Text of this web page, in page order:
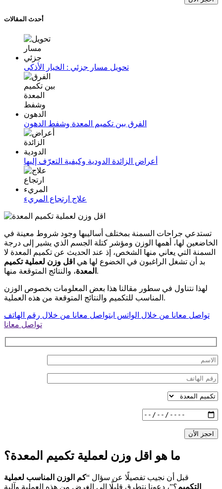
أحدث المقالات
تحويل مسار جزئي : الخيار الأذكى
الفرق بين تكميم المعدة وشفط الدهون
أعراض الزائدة الدودية وكيفية التعرّف إليها
علاج ارتجاع المريء
تستدعي جراحات السمنة بمختلف أساليبها وجود شروط معينة في
الخاضعين لها، أهمها الوزن ومؤشر كتلة الجسم الذي يشير إلى درجة
السمنة التي يعاني منها الشخص، إذ عند الحديث عن تكميم المعدة لا
بد أن تشغل الراغبون في الخضوع لها هي اقل وزن لعملية تكميم
المعدة ، والنتائج المتوقعة منها.
لهذا نتناول في سطور مقالنا هذا بعض المعلومات بخصوص الوزن
المناسب للتكميم والنتائج المتوقعة من هذه العملية.
تواصل معانا من خلال الواتس ابتواصل معانا من خلال رقم الهاتف
تواصل معانا
احجز الأن
قبل أن نجيب تفصيلًا عن سؤال “كم الوزن المناسب لعملية
التكميم؟”، دعونا نتطرق قليلًا إلى الغرض من هذه العملية وآلية